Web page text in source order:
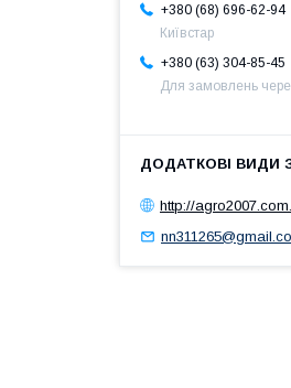
+380 (68) 696-62-94
Київстар
+380 (63) 304-85-45
Для замовлень
http://